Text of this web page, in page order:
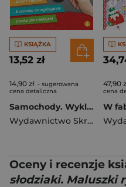
KSIĄŻKA
13,52 zł
14,90 zł - sugerowana
cena detaliczna
Samochody. Wyklejanki
Wydawnictwo Skrzat
47,90
cena
Oceny i recenzje
słodziaki. Maluszki